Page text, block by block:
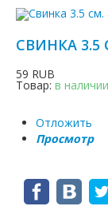
СВИНКА 3.5
59 RUB
Товар: в наличии
Отложить
Просмотр